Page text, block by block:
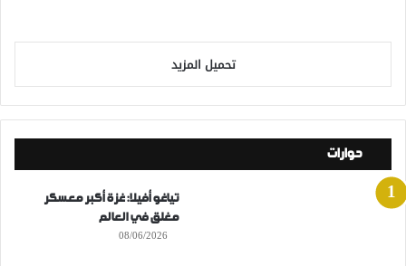
تحميل المزيد
حوارات
تياغو أفيلا: غزة أكبر معسكر
مغلق في العالم
08/06/2026